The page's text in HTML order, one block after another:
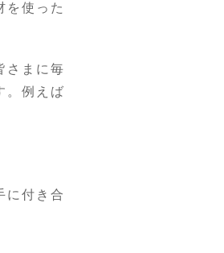
を使った
さまに毎
。例えば
に付き合